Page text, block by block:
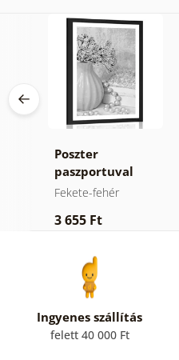
Poszter
paszportuval
vonzó csendélet
Fekete-fehér
3 655 Ft
Ingyenes szállítás
felett 40 000 Ft